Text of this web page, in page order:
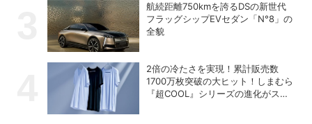
航続距離750kmを誇るDSの新世代
フラッグシップEVセダン「N°8」の
全貌
2倍の冷たさを実現！累計販売数
1700万枚突破の大ヒット！しまむら
『超COOL』シリーズの進化がスゴ